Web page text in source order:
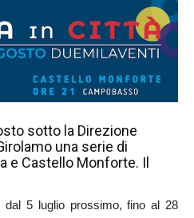
sotto la Direzione
una serie di
e Castello Monforte. Il
dal 5 luglio prossimo, fino al 28